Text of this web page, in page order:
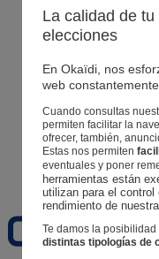
Botigues
La teva informació
Segueix una
Cistella
Favorits
La calidad de
elecciones
En Okaïdi, nos
web constantemente.
Cuando consultas
permiten facilitar la
ofrecer, también,
Estas nos permiten
eventuales y poner
herramientas están
utilizan para el control
rendimiento de
Te damos la
distintas tipologías de